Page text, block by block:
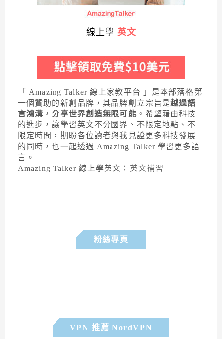
線上學 英文
「 Amazing Talker 線上家教平台 」是本部落格第
一個贊助的新創品牌，其品牌創立宗旨是越過語
言鴻溝，分享世界創造無限可能 。希望藉由科技
的進步，讓學習英文不分國界、不限定地點、不
限定時間，期盼各位讀者與我見證更多科技發展
的同時，也一起透過 Amazing Talker 學習更多語
言。
Amazing Talker 線上學英文： 英文補習
粉絲專頁
VPN 推薦 NordVPN